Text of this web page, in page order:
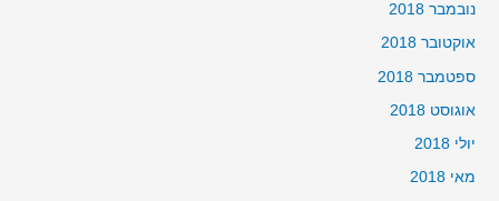
נובמבר 2018
אוקטובר 2018
ספטמבר 2018
אוגוסט 2018
יולי 2018
מאי 2018